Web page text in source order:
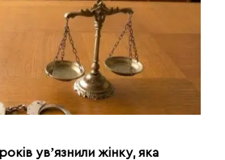
увʼязнили жінку, яка